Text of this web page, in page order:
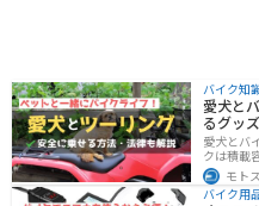
バイク知
愛犬と
るグッ
愛犬とバ
クは積載
すが、専
は、安全
した。し
モト
バイク用